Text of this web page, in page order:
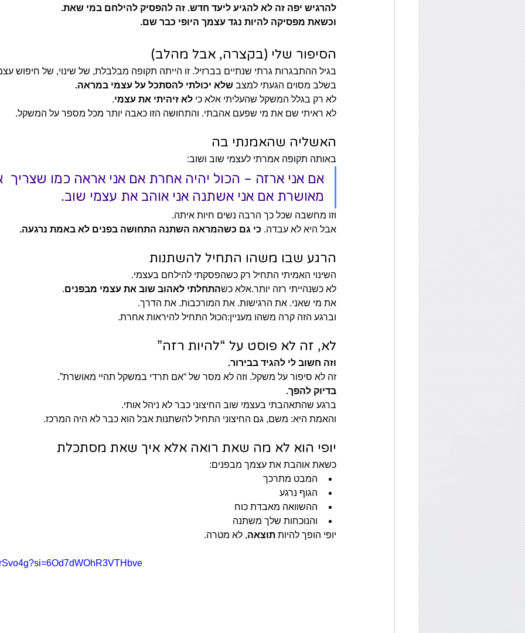
להרגיש יפה זה לא להגיע ליעד חדש. זה להפסיק להילחם במי שאת.
וכשאת מפסיקה להיות נגד עצמך היופי כבר שם.
הסיפור שלי (בקצרה, אבל מהלב)
בגיל ההתבגרות גרתי שנתיים בברזיל. זו הייתה תקופה מבלבלת, של שינוי, של חיפוש
בשלב מסוים הגעתי למצב שלא יכולתי להסתכל על עצמי במראה.
לא רק בגלל המשקל שהעליתי אלא כי לא זיהיתי את עצמי.
לא ראיתי שם את מי שפעם אהבתי. והתחושה הזו כאבה יותר מכל מספר על המשקל.
האשליה שהאמנתי בה
באותה תקופה אמרתי לעצמי שוב ושוב:
אם אני ארזה – הכול יהיה אחרת אם אני אראה כמו שצריך
מאושרת אם אני אשתנה אני אוהב את עצמי שוב.
וזו מחשבה שכל כך הרבה נשים חיות איתה.
אבל היא לא עבדה. כי גם כשהמראה השתנה התחושה בפנים לא באמת נרגעה.
הרגע שבו משהו התחיל להשתנות
השינוי האמיתי התחיל רק כשהפסקתי להילחם בעצמי.
לא כשנהייתי רזה יותר.אלא כשהתחלתי לאהוב שוב את עצמי מבפנים.
את מי שאני. את הרגישות. את המורכבות. את הדרך.
וברגע הזה קרה משהו מעניין:הכול התחיל להיראות אחרת.
לא, זה לא פוסט על “להיות רזה”
וזה חשוב לי להגיד בבירור.
זה לא סיפור על משקל. וזה לא מסר של “אם תרדי במשקל תהיי מאושרת”.
בדיוק להפך.
ברגע שהתאהבתי בעצמי שוב החיצוני כבר לא ניהל אותי.
והאמת היא: משם, גם החיצוני התחיל להשתנות אבל הוא כבר לא היה המרכז.
יופי הוא לא מה שאת רואה אלא איך שאת מסתכלת
כשאת אוהבת את עצמך מבפנים:
המבט מתרכך
הגוף נרגע
ההשוואה מאבדת כוח
והנוכחות שלך משתנה
יופי הופך להיות תוצאה, לא מטרה.